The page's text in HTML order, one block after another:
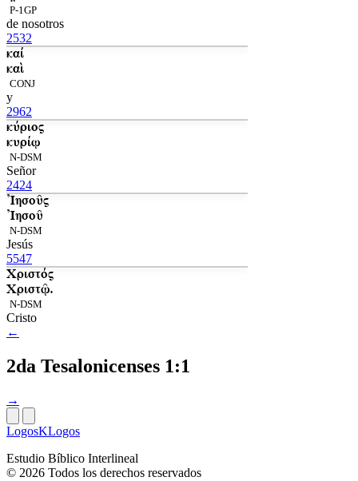
P-1GP
de nosotros
2532
καί
καὶ
CONJ
y
2962
κύριος
κυρίῳ
N-DSM
Señor
2424
Ἰησοῦς
Ἰησοῦ
N-DSM
Jesús
5547
Χριστός
Χριστῷ.
N-DSM
Cristo
←
2da Tesalonicenses 1:1
→
LogosKLogos
Estudio Bíblico Interlineal
© 2026 Todos los derechos reservados